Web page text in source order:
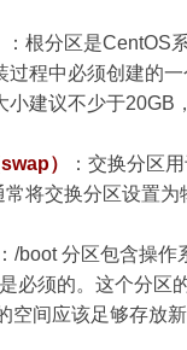
：根分区是CentOS
过程中必须创建的
小建议不少于20GB
）
：交换分区
将交换分区设置
：/boot 分区包含操
必须的。这个分区
空间应该足够存放新